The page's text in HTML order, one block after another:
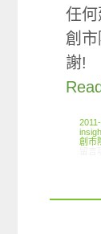
任何
創
謝!
創市